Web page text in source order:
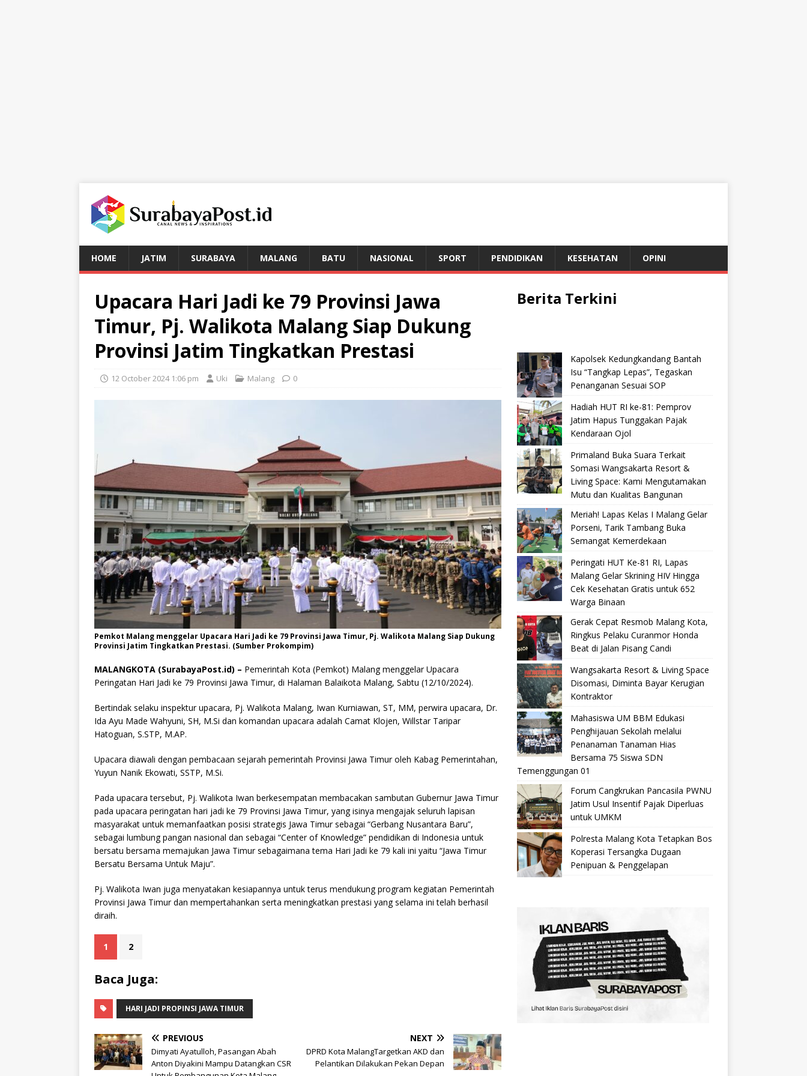
HOME JATIM SURABAYA MALANG BATU NASIONAL SPORT PENDIDIKAN KESEHATAN OPINI
Upacara Hari Jadi ke 79 Provinsi Jawa
Timur, Pj. Walikota Malang Siap Dukung
Provinsi Jatim Tingkatkan Prestasi
12 October 2024 1:06 pm Uki Malang 0
Pemkot Malang menggelar Upacara Hari Jadi ke 79 Provinsi Jawa Timur, Pj. Walikota Malang Siap Dukung
Provinsi Jatim Tingkatkan Prestasi. (Sumber Prokompim)
MALANGKOTA (SurabayaPost.id) – Pemerintah Kota (Pemkot) Malang menggelar Upacara
Peringatan Hari Jadi ke 79 Provinsi Jawa Timur, di Halaman Balaikota Malang, Sabtu (12/10/2024).
Bertindak selaku inspektur upacara, Pj. Walikota Malang, Iwan Kurniawan, ST, MM, perwira upacara, Dr.
Ida Ayu Made Wahyuni, SH, M.Si dan komandan upacara adalah Camat Klojen, Willstar Taripar
Hatoguan, S.STP, M.AP.
Upacara diawali dengan pembacaan sejarah pemerintah Provinsi Jawa Timur oleh Kabag Pemerintahan,
Yuyun Nanik Ekowati, SSTP, M.Si.
Pada upacara tersebut, Pj. Walikota Iwan berkesempatan membacakan sambutan Gubernur Jawa Timur
pada upacara peringatan hari jadi ke 79 Provinsi Jawa Timur, yang isinya mengajak seluruh lapisan
masyarakat untuk memanfaatkan posisi strategis Jawa Timur sebagai “Gerbang Nusantara Baru”,
sebagai lumbung pangan nasional dan sebagai “Center of Knowledge” pendidikan di Indonesia untuk
bersatu bersama memajukan Jawa Timur sebagaimana tema Hari Jadi ke 79 kali ini yaitu “Jawa Timur
Bersatu Bersama Untuk Maju”.
Pj. Walikota Iwan juga menyatakan kesiapannya untuk terus mendukung program kegiatan Pemerintah
Provinsi Jawa Timur dan mempertahankan serta meningkatkan prestasi yang selama ini telah berhasil
diraih.
1 2
Baca Juga:
HARI JADI PROPINSI JAWA TIMUR
PREVIOUS
Dimyati Ayatulloh, Pasangan Abah
Anton Diyakini Mampu Datangkan CSR
NEXT
DPRD Kota MalangTargetkan AKD dan
Pelantikan Dilakukan Pekan Depan
Berita Terkini
Kapolsek Kedungkandang Bantah
Isu “Tangkap Lepas”, Tegaskan
Penanganan Sesuai SOP
Hadiah HUT RI ke-81: Pemprov
Jatim Hapus Tunggakan Pajak
Kendaraan Ojol
Primaland Buka Suara Terkait
Somasi Wangsakarta Resort &
Living Space: Kami Mengutamakan
Mutu dan Kualitas Bangunan
Meriah! Lapas Kelas I Malang Gelar
Porseni, Tarik Tambang Buka
Semangat Kemerdekaan
Peringati HUT Ke-81 RI, Lapas
Malang Gelar Skrining HIV Hingga
Cek Kesehatan Gratis untuk 652
Warga Binaan
Gerak Cepat Resmob Malang Kota,
Ringkus Pelaku Curanmor Honda
Beat di Jalan Pisang Candi
Wangsakarta Resort & Living Space
Disomasi, Diminta Bayar Kerugian
Kontraktor
Mahasiswa UM BBM Edukasi
Penghijauan Sekolah melalui
Penanaman Tanaman Hias
Bersama 75 Siswa SDN
Temenggungan 01
Forum Cangkrukan Pancasila PWNU
Jatim Usul Insentif Pajak Diperluas
untuk UMKM
Polresta Malang Kota Tetapkan Bos
Koperasi Tersangka Dugaan
Penipuan & Penggelapan